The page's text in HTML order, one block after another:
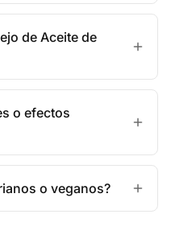
de Aceite de
o efectos
o veganos?